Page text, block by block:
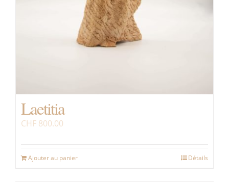
Laetitia
CHF 800.00
Ajouter au panier Détails